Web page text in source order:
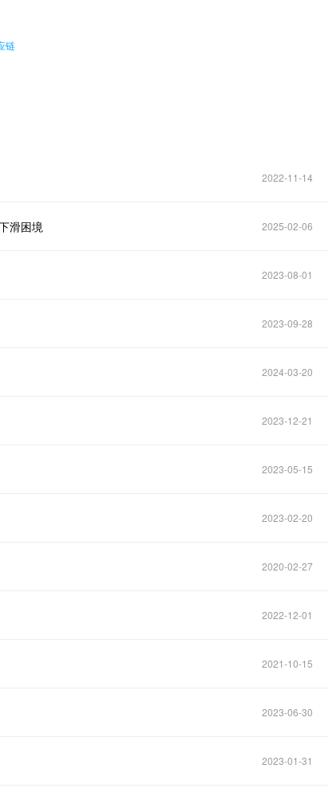
链
2022-11-14
滑困境 2025-02-06
2023-08-01
2023-09-28
2024-03-20
2023-12-21
2023-05-15
2023-02-20
2020-02-27
2022-12-01
2021-10-15
2023-06-30
2023-01-31